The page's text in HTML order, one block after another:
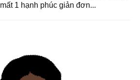
mất 1 hạnh phúc giản đơn...